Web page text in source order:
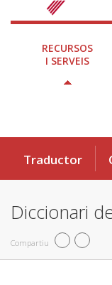
RECURSOS
I SERVEIS
Traductor
Diccionari
Compartiu